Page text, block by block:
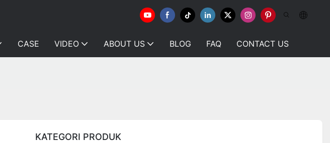
CASE VIDEO ABOUT US BLOG FAQ CONTACT US
KATEGORI PRODUK